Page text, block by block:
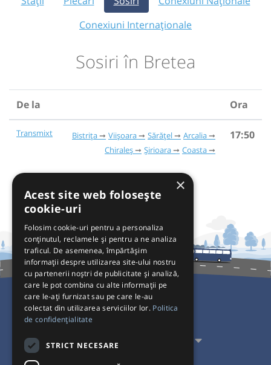
Conexiuni Internaționale
Sosiri în Bretea
De la Ora
Transmixt Bistrița Viișoara Sărățel
Arcalia
Chiraleș
Șirioara Coasta
17:50
Pentru Călători
Pentru Transportatori
×
Acest site web folosește
cookie-uri
Folosim cookie-uri pentru a personaliza
conținutul, reclamele și pentru a ne analiza
traficul. De asemenea, împărtășim
informații despre utilizarea site-ului nostru
cu partenerii noștri de publicitate și analiză,
care le pot combina cu alte informații pe
care le-ați furnizat sau pe care le-au
colectat din utilizarea serviciilor lor. Politica
de confidențialitate
STRICT NECESARE